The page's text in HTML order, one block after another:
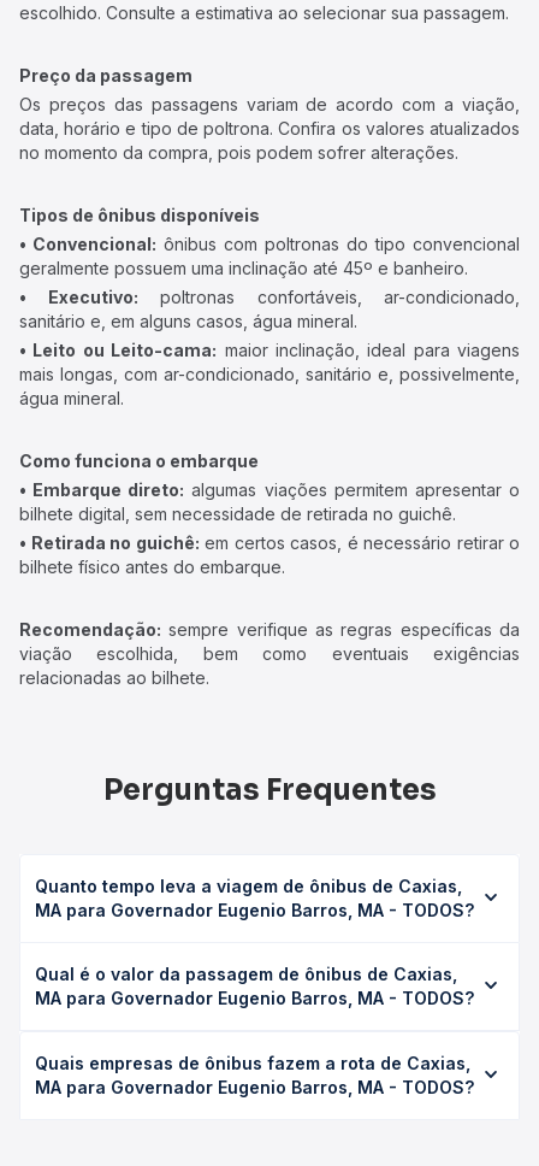
escolhido. Consulte a estimativa ao selecionar sua passagem.
Preço da passagem
Os preços das passagens variam de acordo com a viação,
data, horário e tipo de poltrona. Confira os valores atualizados
no momento da compra, pois podem sofrer alterações.
Tipos de ônibus disponíveis
• Convencional: ônibus com poltronas do tipo convencional
geralmente possuem uma inclinação até 45º e banheiro.
• Executivo: poltronas confortáveis, ar-condicionado,
sanitário e, em alguns casos, água mineral.
• Leito ou Leito-cama: maior inclinação, ideal para viagens
mais longas, com ar-condicionado, sanitário e, possivelmente,
água mineral.
Como funciona o embarque
• Embarque direto: algumas viações permitem apresentar o
bilhete digital, sem necessidade de retirada no guichê.
• Retirada no guichê: em certos casos, é necessário retirar o
bilhete físico antes do embarque.
Recomendação: sempre verifique as regras específicas da
viação escolhida, bem como eventuais exigências
relacionadas ao bilhete.
Perguntas Frequentes
Quanto tempo leva a viagem de ônibus de Caxias,
MA para Governador Eugenio Barros, MA - TODOS?
Eugenio Barros, MA - TODOS leva em média 3h, podendo
variar conforme a viação, o tipo de serviço (convencional,
duração exata de cada opção na data desejada.
Qual é o valor da passagem de ônibus de Caxias,
MA para Governador Eugenio Barros, MA - TODOS?
Governador Eugenio Barros, MA - TODOS custa em média
R$ 50,00 e varia conforme a data da viagem, a empresa,
Quais empresas de ônibus fazem a rota de Caxias,
MA para Governador Eugenio Barros, MA - TODOS?